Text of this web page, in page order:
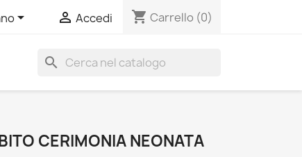
  Accedi shopping_cart Carrello (0)
search
CERIMONIA NEONATA